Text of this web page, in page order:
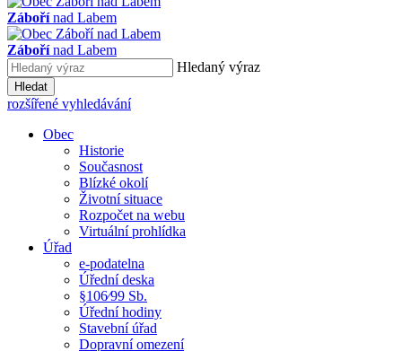
Zábořínad Labem
Zábořínad Labem
Hledaný výraz
Hledat
rozšířené vyhledávání
Obec
Historie
Současnost
Blízké okolí
Životní situace
Rozpočet na webu
Virtuální prohlídka
Úřad
e-podatelna
Úřední deska
§106⁄99 Sb.
Úřední hodiny
Stavební úřad
Dopravní omezení